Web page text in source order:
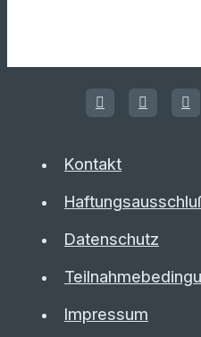
Kontakt
Datenschutz
Impressum